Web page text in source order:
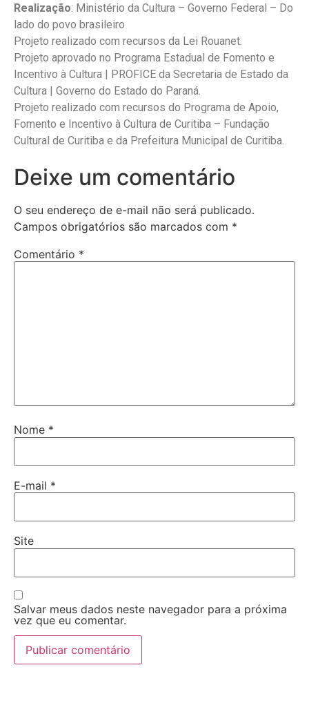
Realização: Ministério da Cultura – Governo Federal – Do
lado do povo brasileiro
Projeto realizado com recursos da Lei Rouanet.
Projeto aprovado no Programa Estadual de Fomento e
Incentivo à Cultura | PROFICE da Secretaria de Estado da
Cultura | Governo do Estado do Paraná.
Projeto realizado com recursos do Programa de Apoio,
Fomento e Incentivo à Cultura de Curitiba – Fundação
Cultural de Curitiba e da Prefeitura Municipal de Curitiba.
Deixe um comentário
O seu endereço de e-mail não será publicado.
Campos obrigatórios são marcados com *
Comentário *
Nome *
E-mail *
Site
Salvar meus dados neste navegador para a próxima
vez que eu comentar.